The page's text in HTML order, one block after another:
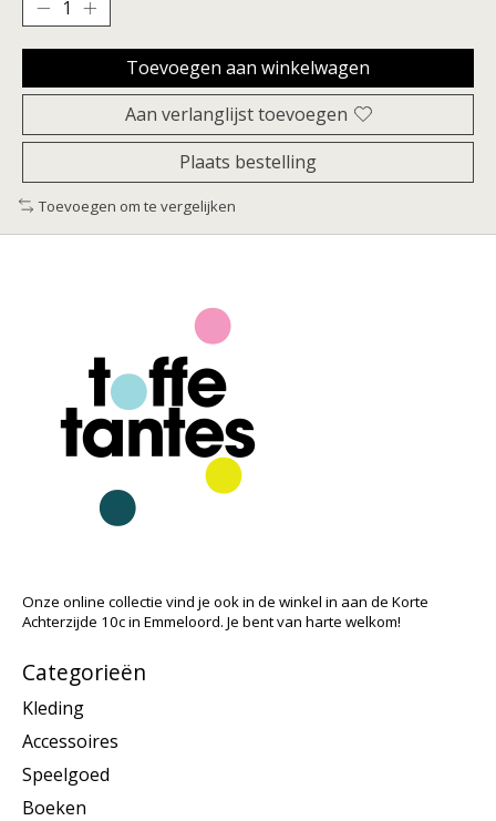
Toevoegen aan winkelwagen
Aan verlanglijst toevoegen
Plaats bestelling
Toevoegen om te vergelijken
Onze online collectie vind je ook in de winkel in aan de Korte
Achterzijde 10c in Emmeloord. Je bent van harte welkom!
Categorieën
Kleding
Accessoires
Speelgoed
Boeken